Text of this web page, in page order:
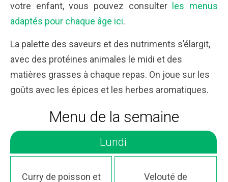
votre enfant, vous pouvez consulter
les menus
adaptés pour chaque âge ici.
La palette des saveurs et des nutriments s’élargit,
avec des protéines animales le midi et des
matières grasses à chaque repas. On joue sur les
goûts avec les épices et les herbes aromatiques.
Menu de la semaine
Lundi
Curry de poisson et
Velouté de